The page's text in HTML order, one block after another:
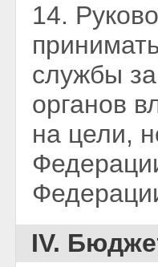
14.
службы
органов
на цели,
IV.